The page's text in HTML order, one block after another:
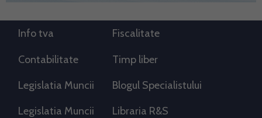
Info tva Fiscalitate
Contabilitate Timp liber
Legislatia Muncii Blogul Specialistului
Legislatia Muncii Libraria R&S